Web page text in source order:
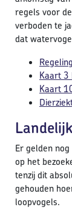
regels voor
verboden te
dat
Kaart 3
Kaart
Er gelden
op het
tenzij dit
gehouden
loopvogels.